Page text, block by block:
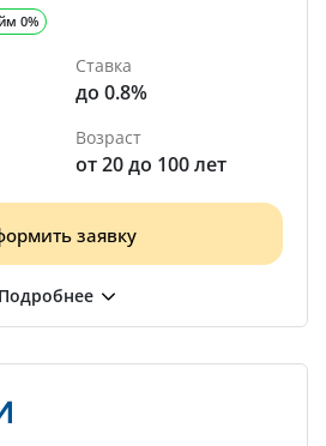
0%
Ставка
до 0.8%
Возраст
от 20 до 100 лет
заявку